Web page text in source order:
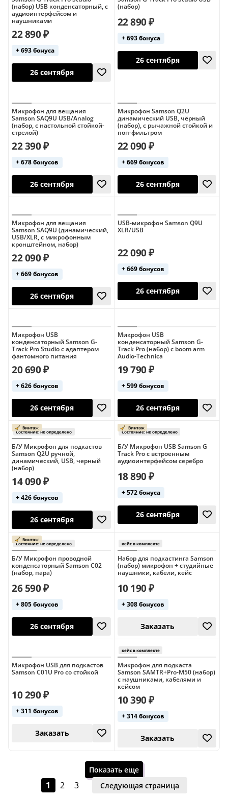
кейс в комплекте
(набор) USB конденсаторный, с
аудиоинтерфейсом и
наушниками
22 890 ₽
+ 693 бонуса
26 сентября
(набор)
22 890 ₽
+ 693 бонуса
26 сентября
Микрофон для вещания
Samson SAQ9U USB/Analog
(набор, с настольной стойкой-
стрелой)
22 390 ₽
+ 678 бонусов
26 сентября
Микрофон Samson Q2U
динамический USB, чёрный
(набор), с рычажной стойкой и
поп-фильтром
22 090 ₽
+ 669 бонусов
26 сентября
Микрофон для вещания
Samson SAQ9U (динамический,
USB/XLR, с микрофонным
кронштейном, набор)
22 090 ₽
+ 669 бонусов
26 сентября
USB-микрофон Samson Q9U
XLR/USB
22 090 ₽
+ 669 бонусов
26 сентября
Микрофон USB
конденсаторный Samson G-
Track Pro Studio с адаптером
фантомного питания
20 690 ₽
+ 626 бонусов
26 сентября
Микрофон USB
конденсаторный Samson G-
Track Pro (набор) с boom arm
Audio-Technica
19 790 ₽
+ 599 бонусов
26 сентября
Б/У Микрофон для подкастов
Samson Q2U ручной,
динамический, USB, черный
(набор)
14 090 ₽
+ 426 бонусов
26 сентября
Б/У Микрофон USB Samson G
Track Pro с встроенным
аудиоинтерфейсом серебро
18 890 ₽
+ 572 бонуса
Б/У Микрофон проводной
конденсаторный Samson C02
(набор, пара)
26 590 ₽
+ 805 бонусов
Набор для подкастинга Samson
(набор) микрофон + студийные
наушники, кабели, кейс
10 190 ₽
+ 308 бонусов
Микрофон USB для подкастов
Samson C01U Pro со стойкой
10 290 ₽
+ 311 бонусов
Микрофон для подкаста
Samson SAMTR+Pro-M50 (набор)
с наушниками, кабелями и
кейсом
10 390 ₽
+ 314 бонусов
Показать еще
1 2 3 Следующая страница